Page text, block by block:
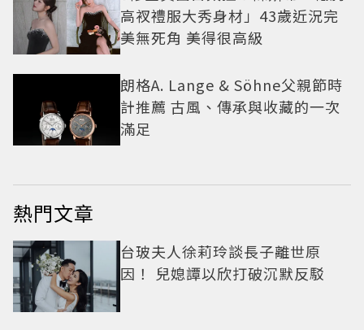
高衩禮服大秀身材」43歲近況完
美無死角 美得很高級
朗格A. Lange & Söhne父親節時
計推薦 古風、傳承與收藏的一次
滿足
熱門文章
台玻夫人徐莉玲談長子離世原
因！ 兒媳譚以欣打破沉默反駁